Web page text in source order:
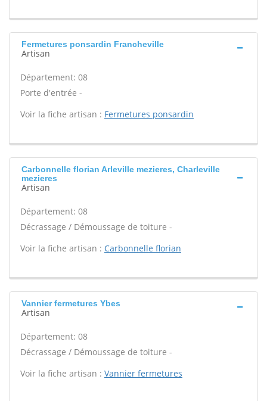
Fermetures ponsardin Francheville
Artisan
Département: 08
Porte d'entrée -
Voir la fiche artisan : Fermetures ponsardin
Carbonnelle florian Arleville mezieres, Charleville
mezieres
Artisan
Département: 08
Décrassage / Démoussage de toiture -
Voir la fiche artisan : Carbonnelle florian
Vannier fermetures Ybes
Artisan
Département: 08
Décrassage / Démoussage de toiture -
Voir la fiche artisan : Vannier fermetures